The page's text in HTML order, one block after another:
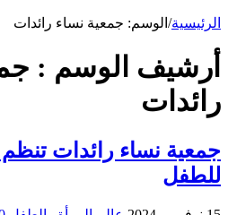
الرئيسية/ الوسم: جمعية نساء رائدات
أرشيف الوسم :
رائدات
جمعية نساء رائدات تنظم
للطفل